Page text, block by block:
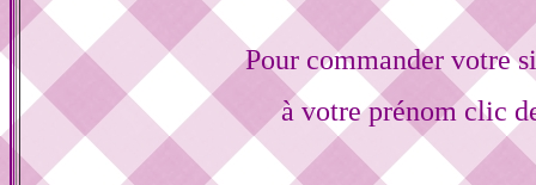
Pour commander votre
à votre prénom clic